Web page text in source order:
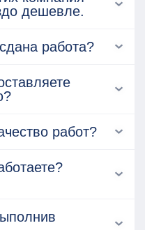
дешевле.
работа?
работ?